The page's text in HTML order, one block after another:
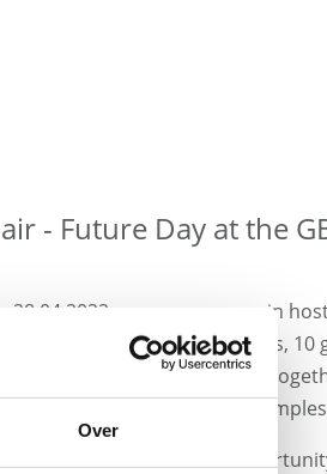
Over
- Future Day at the
we can once again
At our Hamburg headquarters, 10
the work of a laboratory and,
cereal and drinking water
gives schoolchildren the